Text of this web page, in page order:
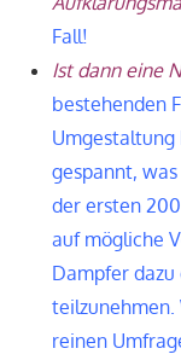
Fall!
Ist dann eine
bestehenden
Umgestaltung
gespannt,
der ersten
auf mögliche
Dampfer
reinen